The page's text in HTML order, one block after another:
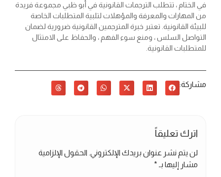
في الختام ، تتطلب الترجمات القانونية في أبو ظبي مجموعة فريدة
من المهارات والمعرفة والمؤهلات لتلبية المتطلبات الخاصة
للبيئة القانونية. تعتبر خبرة المترجمين القانونية ضرورية لضمان
التواصل السلس ، ومنع سوء الفهم ، والحفاظ على الامتثال
للمتطلبات القانونية.
مشاركة:
اترك تعليقاً
لن يتم نشر عنوان بريدك الإلكتروني. الحقول الإلزامية
مشار إليها بـ *